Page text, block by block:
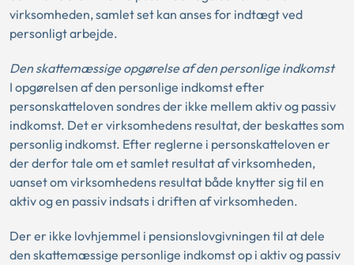
virksomheden, samlet set kan anses for indtægt ved
personligt arbejde.
Den skattemæssige opgørelse af den personlige indkomst
I opgørelsen af den personlige indkomst efter
personskatteloven sondres der ikke mellem aktiv og passiv
indkomst. Det er virksomhedens resultat, der beskattes som
personlig indkomst. Efter reglerne i personskatteloven er
der derfor tale om et samlet resultat af virksomheden,
uanset om virksomhedens resultat både knytter sig til en
aktiv og en passiv indsats i driften af virksomheden.
Der er ikke lovhjemmel i pensionslovgivningen til at dele
den skattemæssige personlige indkomst op i aktiv og passiv